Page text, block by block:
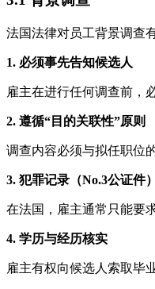
法国法律对员工背景调查
1. 必须事先告知候选人
雇主在进行任何调查前，
2. 遵循“目的关联性”原则
调查内容必须与拟任职位
3. 犯罪记录（No.3公证件
在法国，雇主通常只能要
4. 学历与经历核实
雇主有权向候选人索取毕